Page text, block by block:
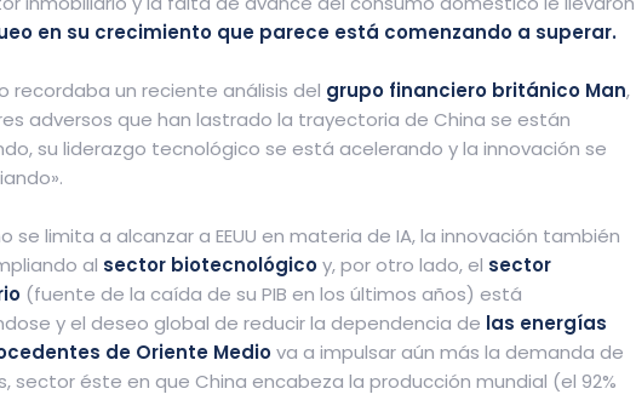
en su crecimiento que parece está comenzando a superar.
recordaba un reciente análisis del grupo financiero británico Man,
adversos que han lastrado la trayectoria de China se están
su liderazgo tecnológico se está acelerando y la innovación se
se limita a alcanzar a EEUU en materia de IA, la innovación también
al sector biotecnológicoy, por otro lado, el sector
(fuente de la caída de su PIB en los últimos años) está
y el deseo global de reducir la dependencia de las energías
de Oriente Mediova a impulsar aún más la demanda de
sector éste en que China encabeza la producción mundial (el 92%